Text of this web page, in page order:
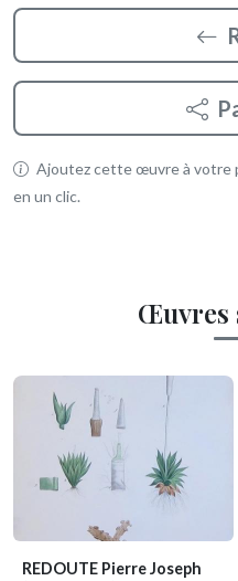
Ajoutez cette œuvre à votre
en un clic.
Œuvres
REDOUTE Pierre Joseph